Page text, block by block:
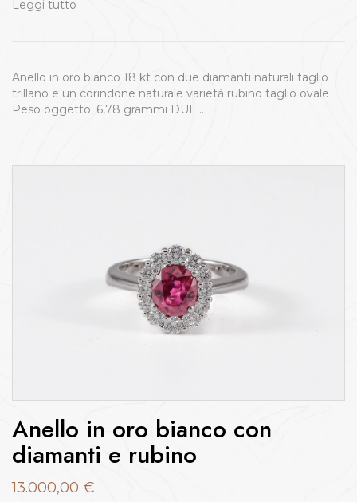
Leggi tutto
Anello in oro bianco 18 kt con due diamanti naturali taglio
trillano e un corindone naturale varietà rubino taglio ovale
Peso oggetto: 6,78 grammi DUE…
Anello in oro bianco con
diamanti e rubino
13.000,00 €